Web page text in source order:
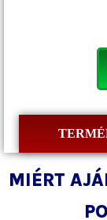
MIÉRT